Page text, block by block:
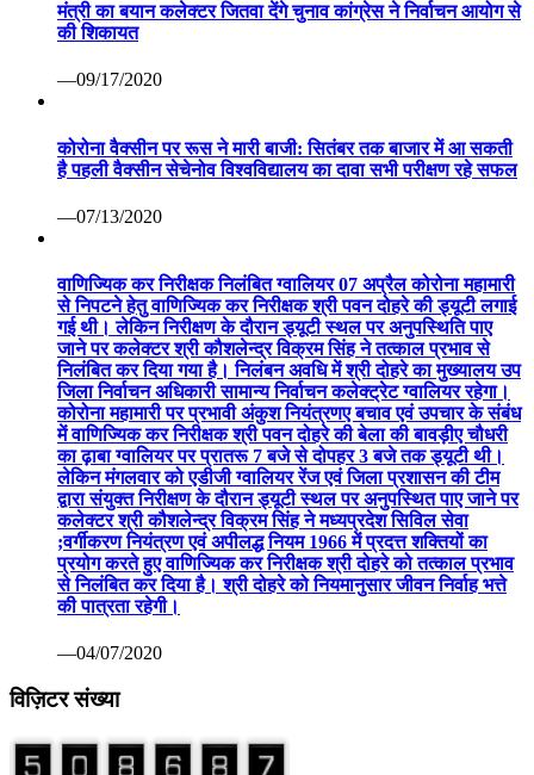
मंत्री का बयान कलेक्टर जितवा देंगे चुनाव कांग्रेस ने निर्वाचन आयोग से
की शिकायत
—09/17/2020
कोरोना वैक्सीन पर रूस ने मारी बाजी: सितंबर तक बाजार में आ सकती
है पहली वैक्सीन सेचेनोव विश्वविद्यालय का दावा सभी परीक्षण रहे सफल
—07/13/2020
वाणिज्यिक कर निरीक्षक निलंबित ग्वालियर 07 अप्रैल कोरोना महामारी
से निपटने हेतु वाणिज्यिक कर निरीक्षक श्री पवन दोहरे की ड्यूटी लगाई
गई थी। लेकिन निरीक्षण के दौरान ड्यूटी स्थल पर अनुपस्थिति पाए
जाने पर कलेक्टर श्री कौशलेन्द्र विक्रम सिंह ने तत्काल प्रभाव से
निलंबित कर दिया गया है। निलंबन अवधि में श्री दोहरे का मुख्यालय उप
जिला निर्वाचन अधिकारी सामान्य निर्वाचन कलेक्ट्रेट ग्वालियर रहेगा।
कोरोना महामारी पर प्रभावी अंकुश नियंत्रणए बचाव एवं उपचार के संबंध
में वाणिज्यिक कर निरीक्षक श्री पवन दोहरे की बेला की बावड़ीए चौधरी
का ढ़ाबा ग्वालियर पर प्रातरू 7 बजे से दोपहर 3 बजे तक ड्यूटी थी।
लेकिन मंगलवार को एडीजी ग्वालियर रेंज एवं जिला प्रशासन की टीम
द्वारा संयुक्त निरीक्षण के दौरान ड्यूटी स्थल पर अनुपस्थित पाए जाने पर
कलेक्टर श्री कौशलेन्द्र विक्रम सिंह ने मध्यप्रदेश सिविल सेवा
;वर्गीकरण नियंत्रण एवं अपीलद्ध नियम 1966 में प्रदत्त शक्तियों का
प्रयोग करते हुए वाणिज्यिक कर निरीक्षक श्री दोहरे को तत्काल प्रभाव
से निलंबित कर दिया है। श्री दोहरे को नियमानुसार जीवन निर्वाह भत्ते
की पात्रता रहेगी।
—04/07/2020
विज़िटर संख्या